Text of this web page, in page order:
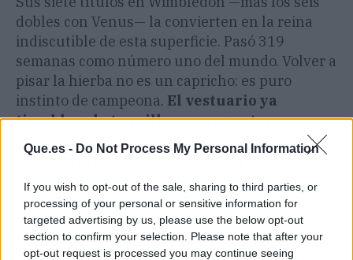
Que.es - Do Not Process My Personal Information
If you wish to opt-out of the sale, sharing to third parties, or
processing of your personal or sensitive information for
targeted advertising by us, please use the below opt-out
section to confirm your selection. Please note that after your
opt-out request is processed you may continue seeing
dobles con Venus— la convierten en la reina
indiscutible de esta superficie. Pasó 319
semanas como número uno del mundo. Volver a
pisar la hierba no es un capricho: es puro
instinto de campeona. El vestuario ya
tiembla, y la taquilla va a reventar.
Wild card confirmada.
Serena jugará individuales en
Wimbledon 2026, además de dobles con Venus.
👀Último partido individual en un Grande fue en